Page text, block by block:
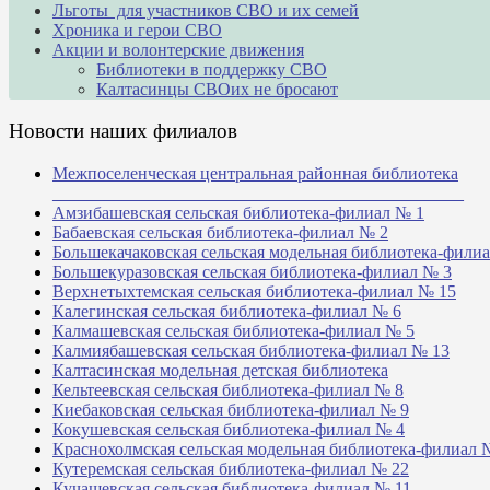
Льготы для участников СВО и их семей
Хроника и герои СВО
Акции и волонтерские движения
Библиотеки в поддержку СВО
Калтасинцы СВОих не бросают
Новости наших филиалов
Межпоселенческая центральная районная библиотека
Амзибашевская сельская библиотека-филиал № 1
Бабаевская сельская библиотека-филиал № 2
Большекачаковская сельская модельная библиотека-
Большекуразовская сельская библиотека-филиал № 3
Верхнетыхтемская сельская библиотека-филиал № 15
Калегинская сельская библиотека-филиал № 6
Калмашевская сельская библиотека-филиал № 5
Калмиябашевская сельская библиотека-филиал № 13
Калтасинская модельная детская библиотека
Кельтеевская сельская библиотека-филиал № 8
Киебаковская сельская библиотека-филиал № 9
Кокушевская сельская библиотека-филиал № 4
Краснохолмская сельская модельная библиотека-филиал
Кутеремская сельская библиотека-филиал № 22